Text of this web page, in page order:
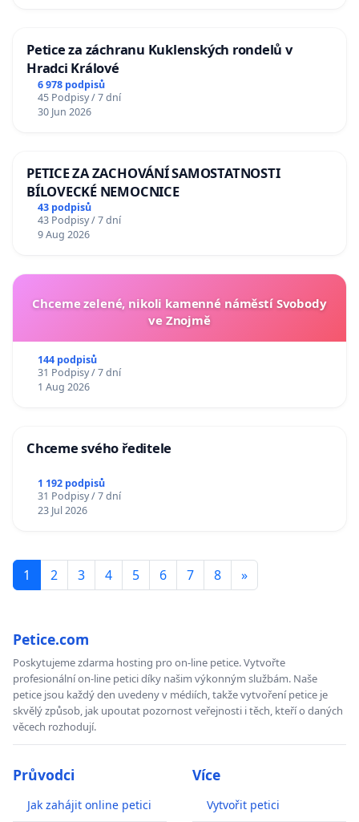
Petice za záchranu Kuklenských rondelů v
Hradci Králové
6 978 podpisů
45 Podpisy / 7 dní
30 Jun 2026
PETICE ZA ZACHOVÁNÍ SAMOSTATNOSTI
BÍLOVECKÉ NEMOCNICE
43 podpisů
43 Podpisy / 7 dní
9 Aug 2026
Chceme zelené, nikoli kamenné náměstí Svobody
ve Znojmě
144 podpisů
31 Podpisy / 7 dní
1 Aug 2026
Chceme svého ředitele
1 192 podpisů
31 Podpisy / 7 dní
23 Jul 2026
1 2 3 4 5 6 7 8 »
Petice.com
Poskytujeme zdarma hosting pro on-line petice. Vytvořte
profesionální on-line petici díky našim výkonným službám. Naše
petice jsou každý den uvedeny v médiích, takže vytvoření petice je
skvělý způsob, jak upoutat pozornost veřejnosti i těch, kteří o daných
věcech rozhodují.
Průvodci
Jak zahájit online petici
Více
Vytvořit petici